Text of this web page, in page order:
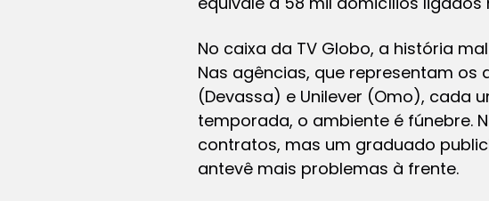
No caixa da TV Globo, a história
Nas agências, que representam os
(Devassa) e Unilever (Omo), cada
temporada, o ambiente é fúnebre.
contratos, mas um graduado
antevê mais problemas à frente.